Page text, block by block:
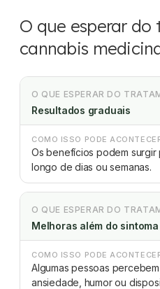
O que esperar
cannabis
O QUE ESPERAR DO
Resultados graduais
COMO ISSO PODE
Os benefícios podem
longo de dias ou semanas.
O QUE ESPERAR DO
Melhoras além do
COMO ISSO PODE
Algumas pessoas
ansiedade, humor ou